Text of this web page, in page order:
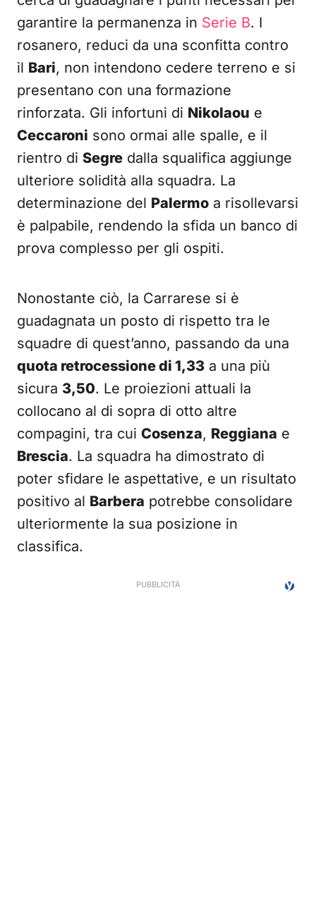
garantire la permanenza in Serie B. I
rosanero, reduci da una sconfitta contro
il Bari, non intendono cedere terreno e si
presentano con una formazione
rinforzata. Gli infortuni di Nikolaou e
Ceccaroni sono ormai alle spalle, e il
rientro di Segre dalla squalifica aggiunge
ulteriore solidità alla squadra. La
determinazione del Palermo a risollevarsi
è palpabile, rendendo la sfida un banco di
prova complesso per gli ospiti.
Nonostante ciò, la Carrarese si è
guadagnata un posto di rispetto tra le
squadre di quest’anno, passando da una
quota retrocessione di 1,33 a una più
sicura 3,50. Le proiezioni attuali la
collocano al di sopra di otto altre
compagini, tra cui Cosenza, Reggiana e
Brescia. La squadra ha dimostrato di
poter sfidare le aspettative, e un risultato
positivo al Barbera potrebbe consolidare
ulteriormente la sua posizione in
classifica.